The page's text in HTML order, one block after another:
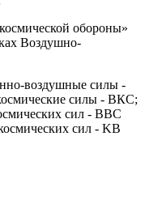
обороны»
Воздушно-
воздушные силы -
силы - ВКС;
сил - ВВС
сил - KB